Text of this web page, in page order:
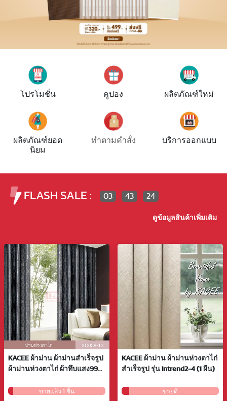
โปรโมชั่น คูปอง ผลิตภัณฑ์ใหม่
ผลิตภัณฑ์ยอด
นิยม
ทำตามคำสั่ง บริการออกแบบ
FLASH SALE : 03 : 43 : 23
ดูข้อมูลสินค้าเพิ่มเติม
KACEE ผ้าม่าน ผ้าม่านสำเร็จรูป
ผ้าม่านห่วงตาไก่ ผ้าทึบแสง99%
ขายแล้ว 1 ชิ้น
KACEE ผ้าม่าน ผ้าม่านห่วงตาไก่
สำเร็จรูป รุ่น Intrend2-4 (1 ผืน)
ขายดี